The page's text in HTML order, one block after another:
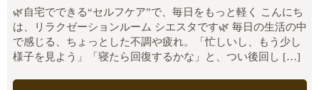
🌿自宅でできる“セルフケア”で、毎日をもっと軽く こんにち
は、リラクゼーションルーム シエスタです🌿 毎日の生活の中
で感じる、ちょっとした不調や疲れ。「忙しいし、もう少し
様子を見よう」「寝たら回復するかな」と、つい後回し […]